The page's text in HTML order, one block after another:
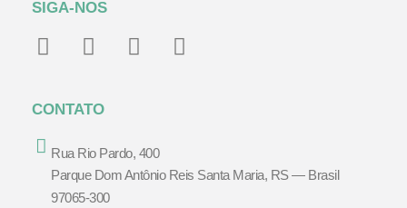
SIGA-NOS
CONTATO
Rua Rio Pardo, 400
Parque Dom Antônio Reis Santa Maria, RS — Brasil
97065-300